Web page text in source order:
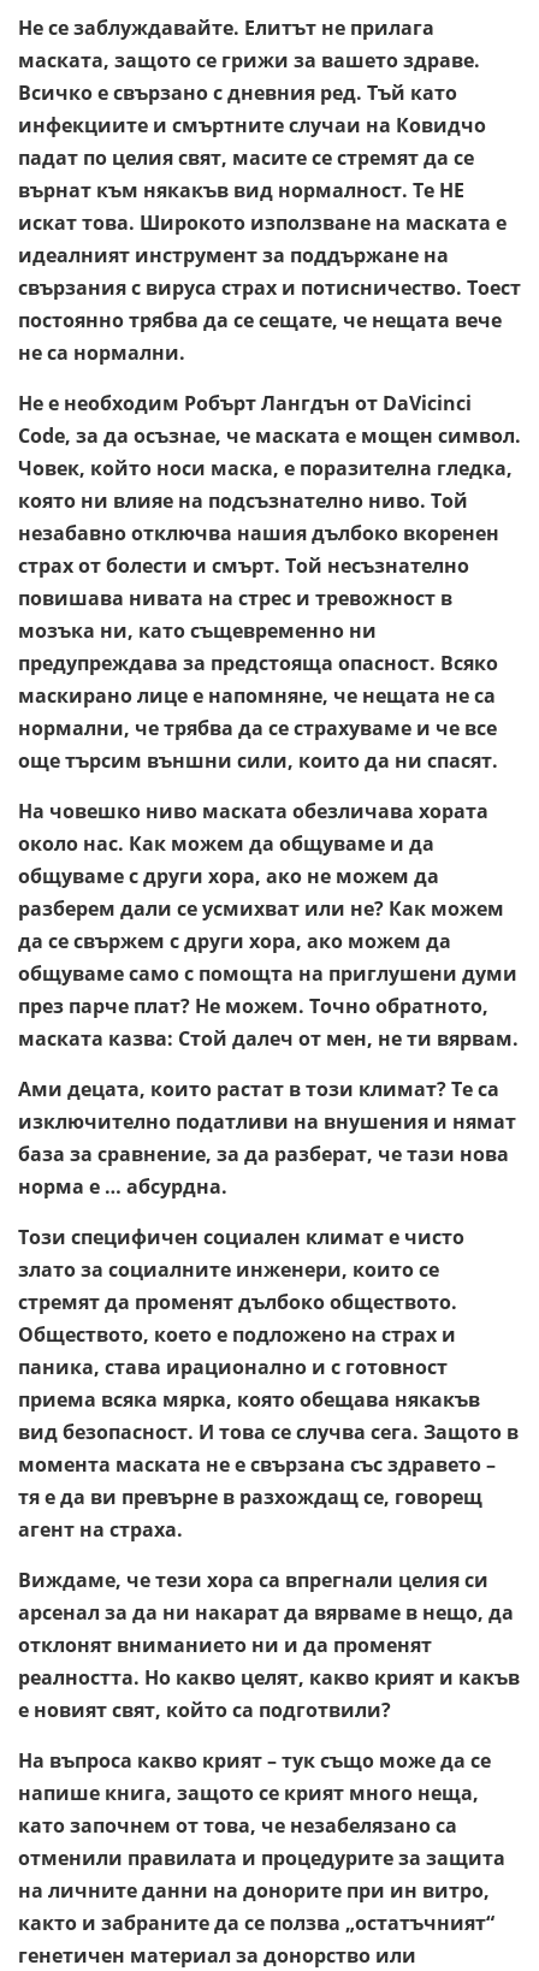
Не се заблуждавайте. Елитът не прилага
маската, защото се грижи за вашето здраве.
Всичко е свързано с дневния ред. Тъй като
инфекциите и смъртните случаи на Ковидчо
падат по целия свят, масите се стремят да се
върнат към някакъв вид нормалност. Те НЕ
искат това. Широкото използване на маската е
идеалният инструмент за поддържане на
свързания с вируса страх и потисничество. Тоест
постоянно трябва да се сещате, че нещата вече
не са нормални.
Не е необходим Робърт Лангдън от DaVicinci
Code, за да осъзнае, че маската е мощен символ.
Човек, който носи маска, е поразителна гледка,
която ни влияе на подсъзнателно ниво. Той
незабавно отключва нашия дълбоко вкоренен
страх от болести и смърт. Той несъзнателно
повишава нивата на стрес и тревожност в
мозъка ни, като същевременно ни
предупреждава за предстояща опасност. Всяко
маскирано лице е напомняне, че нещата не са
нормални, че трябва да се страхуваме и че все
още търсим външни сили, които да ни спасят.
На човешко ниво маската обезличава хората
около нас. Как можем да общуваме и да
общуваме с други хора, ако не можем да
разберем дали се усмихват или не? Как можем
да се свържем с други хора, ако можем да
общуваме само с помощта на приглушени думи
през парче плат? Не можем. Точно обратното,
маската казва: Стой далеч от мен, не ти вярвам.
Ами децата, които растат в този климат? Те са
изключително податливи на внушения и нямат
база за сравнение, за да разберат, че тази нова
норма е … абсурдна.
Този специфичен социален климат е чисто
злато за социалните инженери, които се
стремят да променят дълбоко обществото.
Обществото, което е подложено на страх и
паника, става ирационално и с готовност
приема всяка мярка, която обещава някакъв
вид безопасност. И това се случва сега. Защото в
момента маската не е свързана със здравето –
тя е да ви превърне в разхождащ се, говорещ
агент на страха.
Виждаме, че тези хора са впрегнали целия си
арсенал за да ни накарат да вярваме в нещо, да
отклонят вниманието ни и да променят
реалността. Но какво целят, какво крият и какъв
е новият свят, който са подготвили?
На въпроса какво крият – тук също може да се
напише книга, защото се крият много неща,
като започнем от това, че незабелязано са
отменили правилата и процедурите за защита
на личните данни на донорите при ин витро,
както и забраните да се ползва „остатъчният“
генетичен материал за донорство или